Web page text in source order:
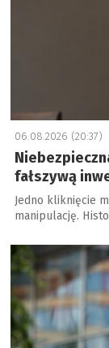
06.08.2026 (20:37)
fałszywą
Jedno kliknięcie
manipulację.
a